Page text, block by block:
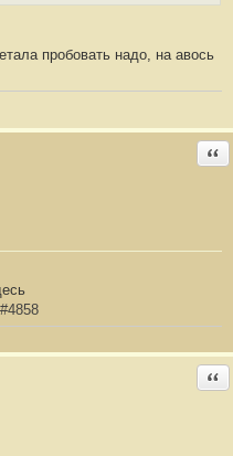
пробовать надо, на авось